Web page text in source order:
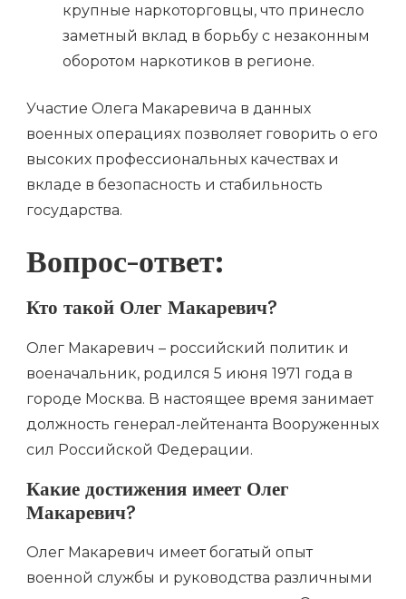
крупные наркоторговцы, что принесло
заметный вклад в борьбу с незаконным
оборотом наркотиков в регионе.
Участие Олега Макаревича в данных
военных операциях позволяет говорить о его
высоких профессиональных качествах и
вкладе в безопасность и стабильность
государства.
Вопрос-ответ:
Кто такой Олег Макаревич?
Олег Макаревич – российский политик и
военачальник, родился 5 июня 1971 года в
городе Москва. В настоящее время занимает
должность генерал-лейтенанта Вооруженных
сил Российской Федерации.
Какие достижения имеет Олег
Макаревич?
Олег Макаревич имеет богатый опыт
военной службы и руководства различными